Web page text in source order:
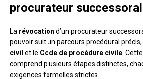
procurateur successoral
La révocation d’un procurateur
pouvoir suit un parcours procédural précis,
civil et le Code de procédure civile .
comprend plusieurs étapes distinctes,
exigences formelles strictes.